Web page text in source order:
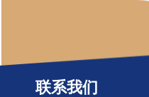
联系我们